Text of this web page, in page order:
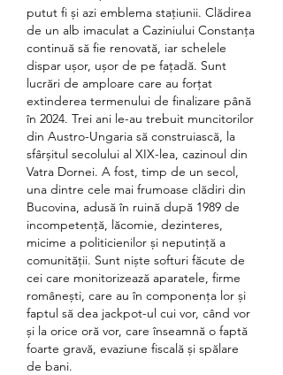
putut fi și azi emblema stațiunii. Clădirea
de un alb imaculat a Caziniului Constanța
continuă să fie renovată, iar schelele
dispar ușor, ușor de pe fațadă. Sunt
lucrări de amploare care au forțat
extinderea termenului de finalizare până
în 2024. Trei ani le-au trebuit muncitorilor
din Austro-Ungaria să construiască, la
sfârșitul secolului al XIX-lea, cazinoul din
Vatra Dornei. A fost, timp de un secol,
una dintre cele mai frumoase clădiri din
Bucovina, adusă în ruină după 1989 de
incompetență, lăcomie, dezinteres,
micime a politicienilor și neputință a
comunității. Sunt niște softuri făcute de
cei care monitorizează aparatele, firme
românești, care au în componența lor și
faptul să dea jackpot-ul cui vor, când vor
și la orice oră vor, care înseamnă o faptă
foarte gravă, evaziune fiscală și spălare
de bani.